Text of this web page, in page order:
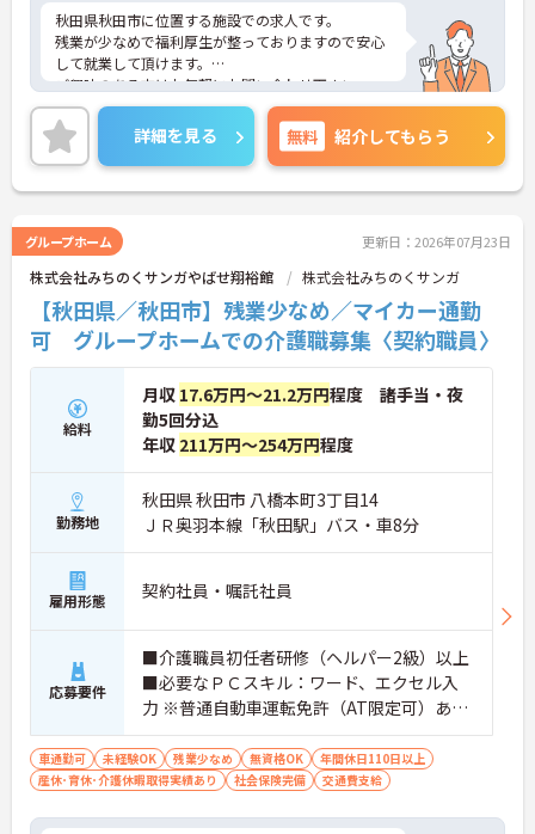
秋田県秋田市に位置する施設での求人です。
残業が少なめで福利厚生が整っておりますので安心
して就業して頂けます。
ご興味のある方はお気軽にお問い合わせ下さい。
詳細を見る 無料 紹介してもらう
グループホーム 更新日：2026年07月23日
株式会社みちのくサンガやばせ翔裕館 株式会社みちのくサンガ
【秋田県／秋田市】残業少なめ／マイカー通勤
可 グループホームでの介護職募集〈契約職員〉
給料
月収 17.6万円～21.2万円程度 諸手当・夜
勤5回分込
年収 211万円～254万円程度
勤務地
秋田県 秋田市 八橋本町3丁目14
ＪＲ奥羽本線「秋田駅」バス・車8分
雇用形態 契約社員・嘱託社員
応募要件
■介護職員初任者研修（ヘルパー2級）以上
■必要なＰＣスキル：ワード、エクセル入
力 ※普通自動車運転免許（AT限定可）あれ
ば尚可
車通勤可 未経験OK 残業少なめ 無資格OK
年間休日110日以上
産休･育休･介護休暇取得実績あり
社会保険完備 交通費支給